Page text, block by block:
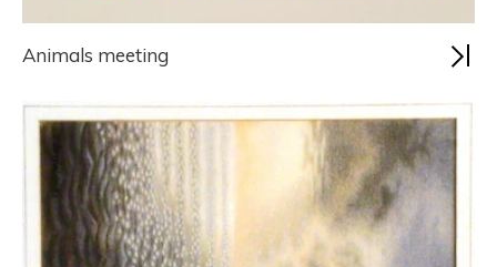
Animals meeting